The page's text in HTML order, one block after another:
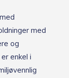
med
og
enkel i